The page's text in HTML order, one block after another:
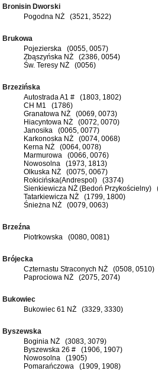
Bronisin Dworski
Pogodna NŻ (3521, 3522)
Brukowa
Pojezierska (0055, 0057)
Zbąszyńska NŻ (2386, 0054)
Św. Teresy NŻ (0056)
Brzezińska
Autostrada A1 # (1803, 1802)
CH M1 (1786)
Granatowa NŻ (0069, 0073)
Hiacyntowa NŻ (0072, 0070)
Janosika (0065, 0077)
Karkonoska NŻ (0074, 0068)
Kerna NŻ (0064, 0078)
Marmurowa (0066, 0076)
Nowosolna (1973, 1813)
Olkuska NŻ (0075, 0067)
Rokicińska(Andrespol) (3374)
Sienkiewicza NŻ (Bedoń Przykościelny)
Tatarkiewicza NŻ (1799, 1800)
Śnieżna NŻ (0079, 0063)
Brzeźna
Piotrkowska (0080, 0081)
Brójecka
Czternastu Straconych NŻ (0508, 0510)
Paprociowa NŻ (2075, 2074)
Bukowiec
Bukowiec 61 NŻ (3329, 3330)
Byszewska
Boginia NŻ (3083, 3079)
Byszewska 26 # (1906, 1907)
Nowosolna (1905)
Pomarańczowa (1909, 1908)